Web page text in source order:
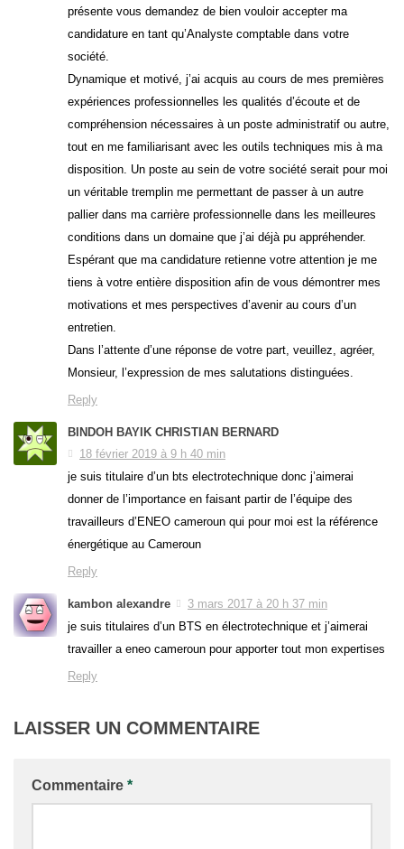
présente vous demandez de bien vouloir accepter ma
candidature en tant qu’Analyste comptable dans votre
société.
Dynamique et motivé, j’ai acquis au cours de mes premières
expériences professionnelles les qualités d’écoute et de
compréhension nécessaires à un poste administratif ou autre,
tout en me familiarisant avec les outils techniques mis à ma
disposition. Un poste au sein de votre société serait pour moi
un véritable tremplin me permettant de passer à un autre
pallier dans ma carrière professionnelle dans les meilleures
conditions dans un domaine que j’ai déjà pu appréhender.
Espérant que ma candidature retienne votre attention je me
tiens à votre entière disposition afin de vous démontrer mes
motivations et mes perspectives d’avenir au cours d’un
entretien.
Dans l’attente d’une réponse de votre part, veuillez, agréer,
Monsieur, l’expression de mes salutations distinguées.
Reply
BINDOH BAYIK CHRISTIAN BERNARD
18 février 2019 à 9 h 40 min
je suis titulaire d’un bts electrotechnique donc j’aimerai
donner de l’importance en faisant partir de l’équipe des
travailleurs d’ENEO cameroun qui pour moi est la référence
énergétique au Cameroun
Reply
kambon alexandre
3 mars 2017 à 20 h 37 min
je suis titulaires d’un BTS en électrotechnique et j’aimerai
travailler a eneo cameroun pour apporter tout mon expertises
Reply
LAISSER UN COMMENTAIRE
Commentaire *